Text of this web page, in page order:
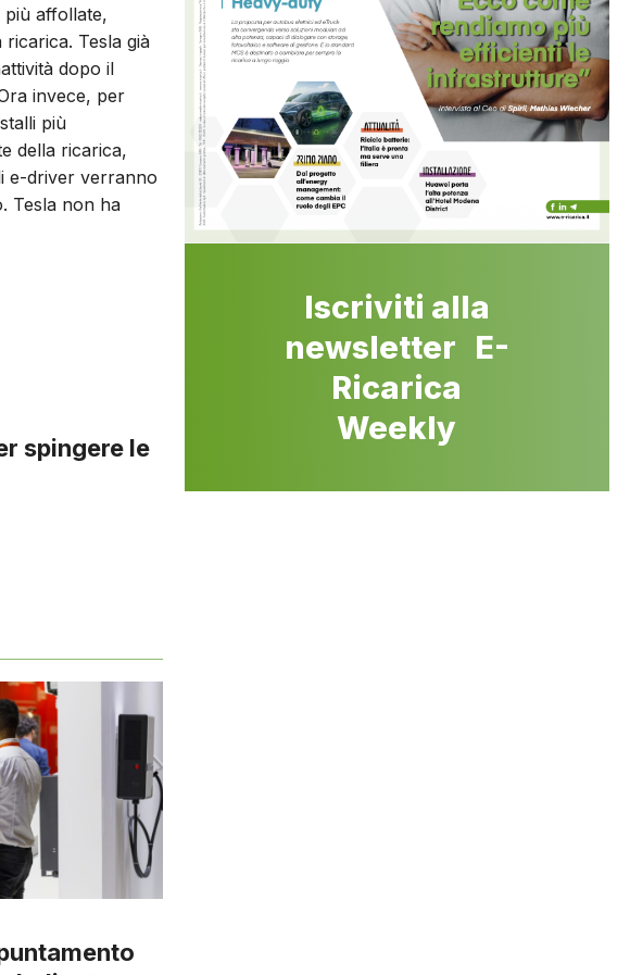
affollate,
Tesla già
dopo il
invece, per
più
della ricarica,
e-driver verranno
Tesla non ha
spingere le
Iscriviti alla
newsletter E-
Ricarica
Weekly